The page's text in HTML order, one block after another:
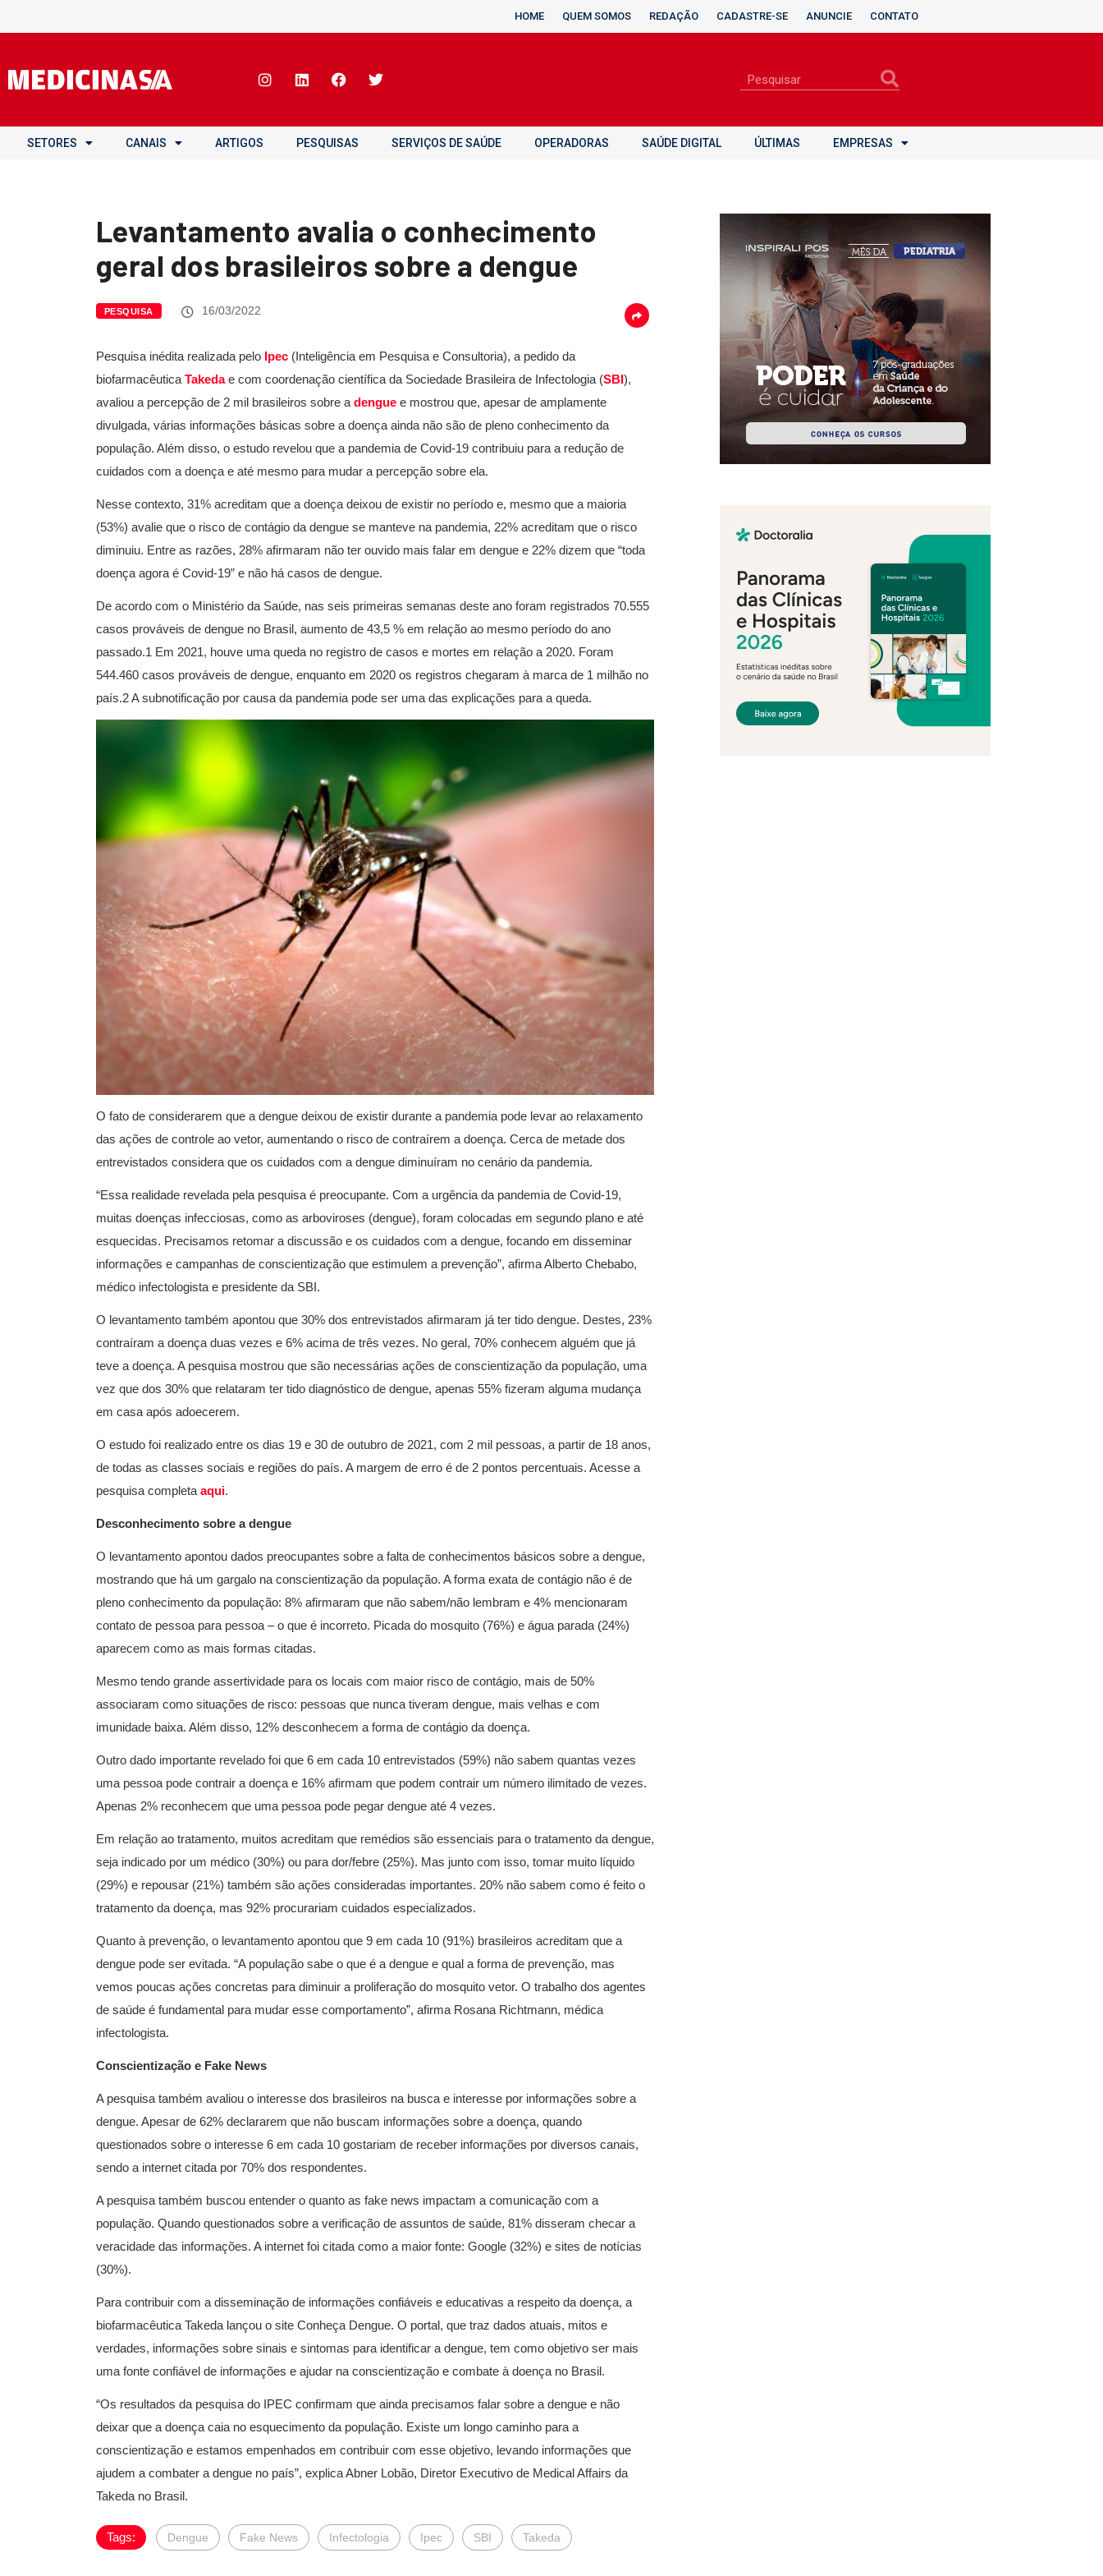
HOME QUEM SOMOS REDAÇÃO CADASTRE-SE ANUNCIE CONTATO
SETORES CANAIS ARTIGOS PESQUISAS SERVIÇOS DE SAÚDE OPERADORAS SAÚDE DIGITAL ÚLTIMAS EMPRESAS
Levantamento avalia o conhecimento
geral dos brasileiros sobre a dengue
PESQUISA 16/03/2022
Pesquisa inédita realizada pelo Ipec (Inteligência em Pesquisa e Consultoria), a pedido da
biofarmacêutica Takedae com coordenação científica da Sociedade Brasileira de Infectologia (SBI),
avaliou a percepção de 2 mil brasileiros sobre a dengue e mostrou que, apesar de amplamente
divulgada, várias informações básicas sobre a doença ainda não são de pleno conhecimento da
população. Além disso, o estudo revelou que a pandemia de Covid-19 contribuiu para a redução de
cuidados com a doença e até mesmo para mudar a percepção sobre ela.
Nesse contexto, 31% acreditam que a doença deixou de existir no período e, mesmo que a maioria
(53%) avalie que o risco de contágio da dengue se manteve na pandemia, 22% acreditam que o risco
diminuiu. Entre as razões, 28% afirmaram não ter ouvido mais falar em dengue e 22% dizem que “toda
doença agora é Covid-19” e não há casos de dengue.
De acordo com o Ministério da Saúde, nas seis primeiras semanas deste ano foram registrados 70.555
casos prováveis de dengue no Brasil, aumento de 43,5 % em relação ao mesmo período do ano
passado.1 Em 2021, houve uma queda no registro de casos e mortes em relação a 2020. Foram
544.460 casos prováveis de dengue, enquanto em 2020 os registros chegaram à marca de 1 milhão no
país.2 A subnotificação por causa da pandemia pode ser uma das explicações para a queda.
O fato de considerarem que a dengue deixou de existir durante a pandemia pode levar ao relaxamento
das ações de controle ao vetor, aumentando o risco de contraírem a doença. Cerca de metade dos
entrevistados considera que os cuidados com a dengue diminuíram no cenário da pandemia.
“Essa realidade revelada pela pesquisa é preocupante. Com a urgência da pandemia de Covid-19,
muitas doenças infecciosas, como as arboviroses (dengue), foram colocadas em segundo plano e até
esquecidas. Precisamos retomar a discussão e os cuidados com a dengue, focando em disseminar
informações e campanhas de conscientização que estimulem a prevenção”, afirma Alberto Chebabo,
médico infectologista e presidente da SBI.
O levantamento também apontou que 30% dos entrevistados afirmaram já ter tido dengue. Destes, 23%
contraíram a doença duas vezes e 6% acima de três vezes. No geral, 70% conhecem alguém que já
teve a doença. A pesquisa mostrou que são necessárias ações de conscientização da população, uma
vez que dos 30% que relataram ter tido diagnóstico de dengue, apenas 55% fizeram alguma mudança
em casa após adoecerem.
O estudo foi realizado entre os dias 19 e 30 de outubro de 2021, com 2 mil pessoas, a partir de 18 anos,
de todas as classes sociais e regiões do país. A margem de erro é de 2 pontos percentuais. Acesse a
pesquisa completa aqui.
Desconhecimento sobre a dengue
O levantamento apontou dados preocupantes sobre a falta de conhecimentos básicos sobre a dengue,
mostrando que há um gargalo na conscientização da população. A forma exata de contágio não é de
pleno conhecimento da população: 8% afirmaram que não sabem/não lembram e 4% mencionaram
contato de pessoa para pessoa – o que é incorreto. Picada do mosquito (76%) e água parada (24%)
aparecem como as mais formas citadas.
Mesmo tendo grande assertividade para os locais com maior risco de contágio, mais de 50%
associaram como situações de risco: pessoas que nunca tiveram dengue, mais velhas e com
imunidade baixa. Além disso, 12% desconhecem a forma de contágio da doença.
Outro dado importante revelado foi que 6 em cada 10 entrevistados (59%) não sabem quantas vezes
uma pessoa pode contrair a doença e 16% afirmam que podem contrair um número ilimitado de vezes.
Apenas 2% reconhecem que uma pessoa pode pegar dengue até 4 vezes.
Em relação ao tratamento, muitos acreditam que remédios são essenciais para o tratamento da dengue,
seja indicado por um médico (30%) ou para dor/febre (25%). Mas junto com isso, tomar muito líquido
(29%) e repousar (21%) também são ações consideradas importantes. 20% não sabem como é feito o
tratamento da doença, mas 92% procurariam cuidados especializados.
Quanto à prevenção, o levantamento apontou que 9 em cada 10 (91%) brasileiros acreditam que a
dengue pode ser evitada. “A população sabe o que é a dengue e qual a forma de prevenção, mas
vemos poucas ações concretas para diminuir a proliferação do mosquito vetor. O trabalho dos agentes
de saúde é fundamental para mudar esse comportamento”, afirma Rosana Richtmann, médica
infectologista.
Conscientização e Fake News
A pesquisa também avaliou o interesse dos brasileiros na busca e interesse por informações sobre a
dengue. Apesar de 62% declararem que não buscam informações sobre a doença, quando
questionados sobre o interesse 6 em cada 10 gostariam de receber informações por diversos canais,
sendo a internet citada por 70% dos respondentes.
A pesquisa também buscou entender o quanto as fake news impactam a comunicação com a
população. Quando questionados sobre a verificação de assuntos de saúde, 81% disseram checar a
veracidade das informações. A internet foi citada como a maior fonte: Google (32%) e sites de notícias
(30%).
Para contribuir com a disseminação de informações confiáveis e educativas a respeito da doença, a
biofarmacêutica Takeda lançou o site Conheça Dengue. O portal, que traz dados atuais, mitos e
verdades, informações sobre sinais e sintomas para identificar a dengue, tem como objetivo ser mais
uma fonte confiável de informações e ajudar na conscientização e combate à doença no Brasil.
“Os resultados da pesquisa do IPEC confirmam que ainda precisamos falar sobre a dengue e não
deixar que a doença caia no esquecimento da população. Existe um longo caminho para a
conscientização e estamos empenhados em contribuir com esse objetivo, levando informações que
ajudem a combater a dengue no país”, explica Abner Lobão, Diretor Executivo de Medical Affairs da
Takeda no Brasil.
Tags: Dengue Fake News Infectologia Ipec SBI Takeda